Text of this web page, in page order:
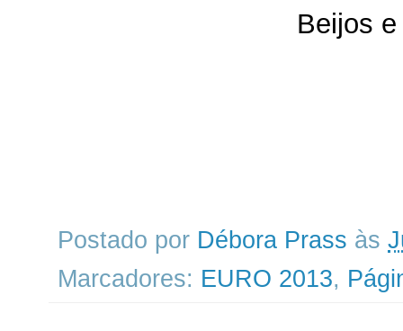
Beijos
Postado por Débora Prass às
Marcadores: EURO 2013,